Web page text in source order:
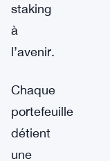
staking
à
l’avenir.
Chaque
portefeuille
détient
une